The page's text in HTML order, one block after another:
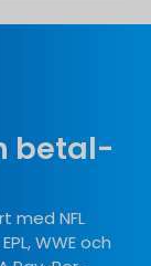
betal-
med NFL
WWE och